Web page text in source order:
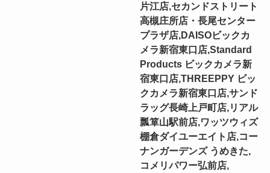
片江店,セカンドストリート
高槻庄所店・長尾センター
プラザ店,DAISOビックカ
メラ新宿東口店,Standard
Products ビックカメラ新
宿東口店,THREEPPY ビッ
クカメラ新宿東口店,サンド
ラッグ長崎上戸町店,リアル
瓢箪山駅前店,ワッツウィズ
棚倉ダイユーエイト店,コー
ナンガーデンズ うめきた,
コメリパワー弘前店,